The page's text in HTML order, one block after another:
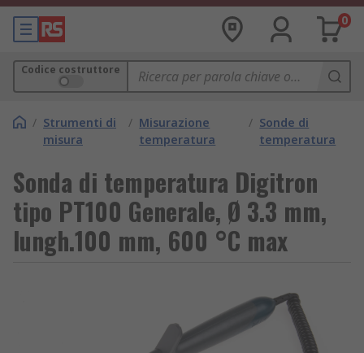
0
Codice costruttore
/ Strumenti di
misura
/ Misurazione
temperatura
/ Sonde di
temperatura
Sonda di temperatura Digitron
tipo PT100 Generale, Ø 3.3 mm,
lungh.100 mm, 600 °C max